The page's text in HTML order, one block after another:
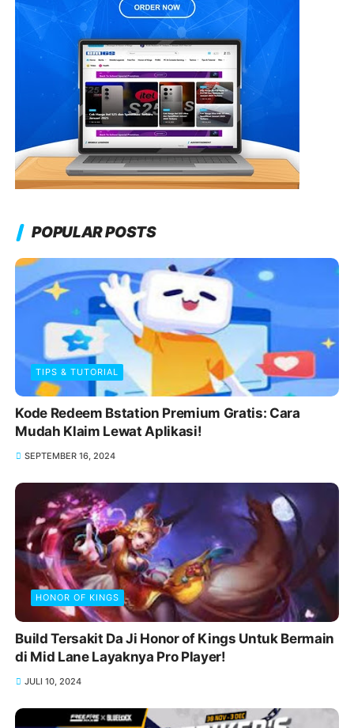
POPULAR POSTS
TIPS & TUTORIAL
Kode Redeem Bstation Premium Gratis: Cara
Mudah Klaim Lewat Aplikasi!
SEPTEMBER 16, 2024
HONOR OF KINGS
Build Tersakit Da Ji Honor of Kings Untuk Bermain
di Mid Lane Layaknya Pro Player!
JULI 10, 2024